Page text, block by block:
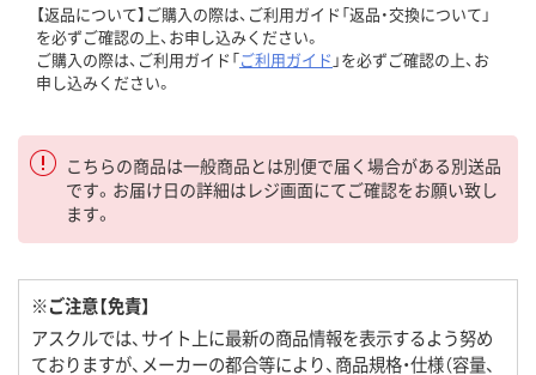
【返品について】ご購入の際は、ご利用ガイド「返品・交換について」
を必ずご確認の上、お申し込みください。
ご購入の際は、ご利用ガイド「ご利用ガイド 」を必ずご確認の上、お
申し込みください。
こちらの商品は一般商品とは別便で届く場合がある別送品
です。お届け日の詳細はレジ画面にてご確認をお願い致し
ます。
※ご注意【免責】
アスクルでは、サイト上に最新の商品情報を表示するよう努め
ておりますが、メーカーの都合等により、商品規格・仕様（容量、